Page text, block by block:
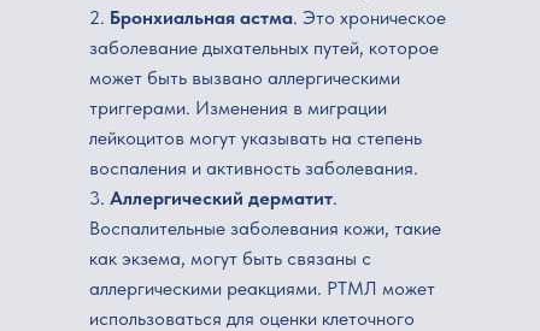
2. Бронхиальная астма. Это хроническое
заболевание дыхательных путей, которое
может быть вызвано аллергическими
триггерами. Изменения в миграции
лейкоцитов могут указывать на степень
воспаления и активность заболевания.
3. Аллергический дерматит.
Воспалительные заболевания кожи, такие
как экзема, могут быть связаны с
аллергическими реакциями. РТМЛ может
использоваться для оценки клеточного